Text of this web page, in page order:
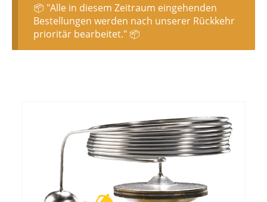
📦 "Alle in diesem Zeitraum eingehenden
Bestellungen werden nach unserer Rückkehr
prioritär bearbeitet." 📦